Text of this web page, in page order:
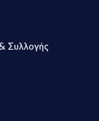
Συλλογής